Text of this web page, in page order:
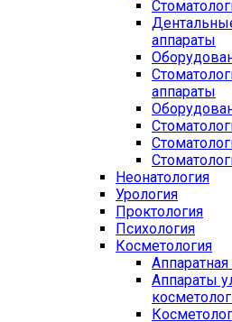
аппараты
аппараты
Неонатология
Урология
Проктология
Психология
Косметология
Аппараты